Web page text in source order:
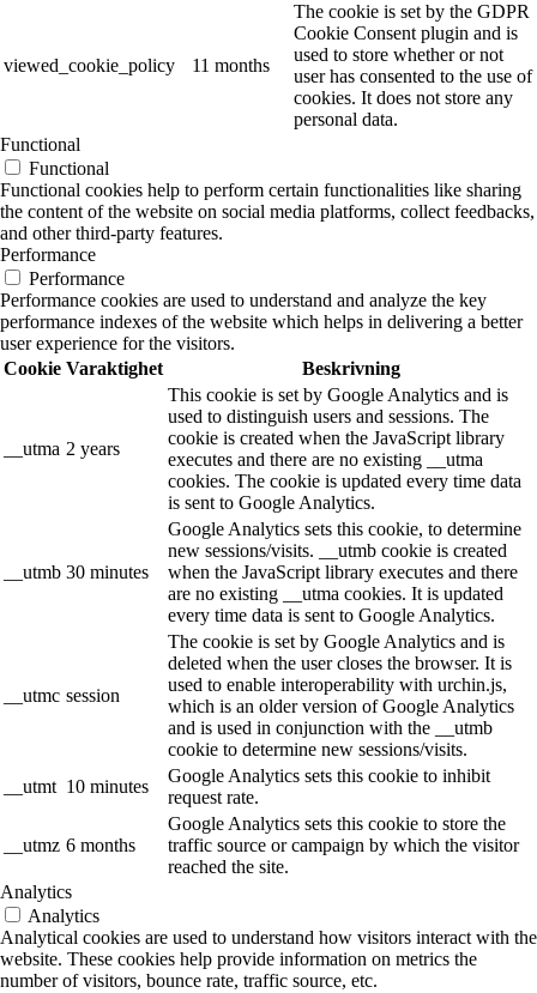
viewed_cookie_policy 11 months
The cookie is set by the GDPR
Cookie Consent plugin and is
used to store whether or not
user has consented to the use of
cookies. It does not store any
personal data.
Functional
Functional
Functional cookies help to perform certain functionalities like sharing
the content of the website on social media platforms, collect feedbacks,
and other third-party features.
Performance
Performance
Performance cookies are used to understand and analyze the key
performance indexes of the website which helps in delivering a better
user experience for the visitors.
Cookie Varaktighet Beskrivning
__utma 2 years
This cookie is set by Google Analytics and is
used to distinguish users and sessions. The
cookie is created when the JavaScript library
executes and there are no existing __utma
cookies. The cookie is updated every time data
is sent to Google Analytics.
__utmb 30 minutes
Google Analytics sets this cookie, to determine
new sessions/visits. __utmb cookie is created
when the JavaScript library executes and there
are no existing __utma cookies. It is updated
every time data is sent to Google Analytics.
__utmc session
The cookie is set by Google Analytics and is
deleted when the user closes the browser. It is
used to enable interoperability with urchin.js,
which is an older version of Google Analytics
and is used in conjunction with the __utmb
cookie to determine new sessions/visits.
__utmt 10 minutes
Google Analytics sets this cookie to inhibit
request rate.
__utmz 6 months
Google Analytics sets this cookie to store the
traffic source or campaign by which the visitor
reached the site.
Analytics
Analytics
Analytical cookies are used to understand how visitors interact with the
website. These cookies help provide information on metrics the
number of visitors, bounce rate, traffic source, etc.